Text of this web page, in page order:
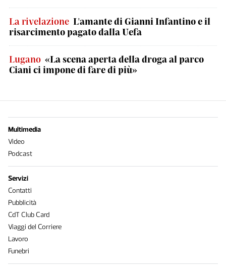
La rivelazione L'amante di Gianni Infantino e il
risarcimento pagato dalla Uefa
Lugano «La scena aperta della droga al parco
Ciani ci impone di fare di più»
Multimedia
Video
Podcast
Servizi
Contatti
Pubblicità
CdT Club Card
Viaggi del Corriere
Lavoro
Funebri